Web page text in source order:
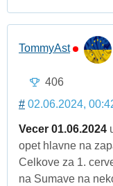
TommyAst
406
# 02.06.2024,
Vecer 01.06.2024
opet hlavne na
Celkove za 1.
na Sumave na